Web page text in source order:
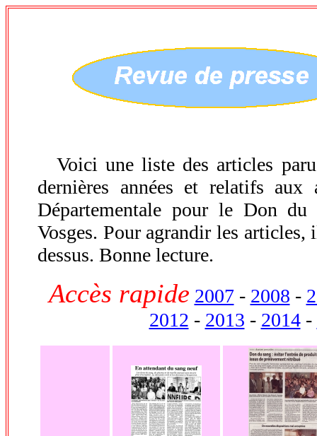
Voici une liste des articles
dernières années et relatifs
Départementale pour le Don du
Vosges. Pour agrandir les
dessus. Bonne lecture.
Accès rapide 2007- 2008 -
2012 - 2013 - 2014-